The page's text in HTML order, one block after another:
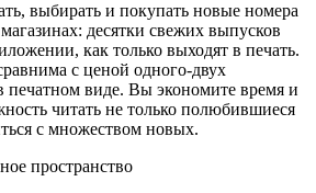
выбирать и покупать новые номера
десятки свежих выпусков
как только выходят в печать.
с ценой одного-двух
печатном виде. Вы экономите время и
читать не только полюбившиеся
с множеством новых.
пространство